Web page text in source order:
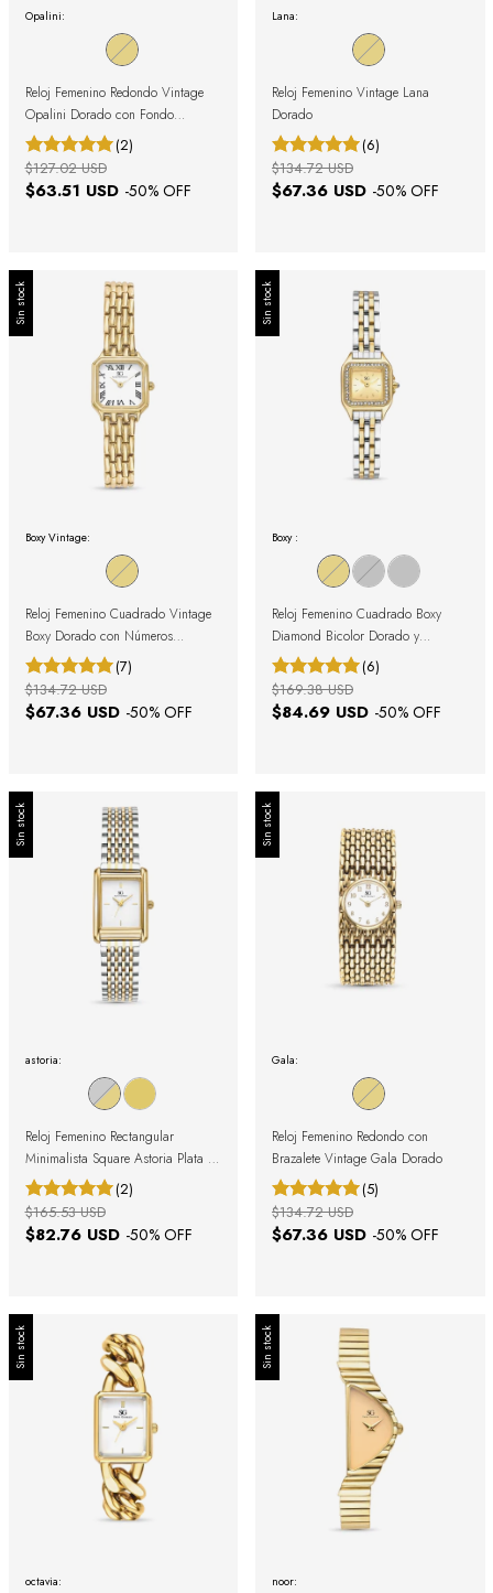
Opalini:
Reloj Femenino Redondo Vintage
Opalini Dorado con Fondo
Nacarado
(2)
$63.51 USD -50% OFF
$127.02 USD
Lana:
Reloj Femenino Vintage Lana
Dorado
(6)
$67.36 USD -50% OFF
$134.72 USD
Sin stock
Boxy Vintage:
Reloj Femenino Cuadrado Vintage
Boxy Dorado con Números
Romanos
(7)
$67.36 USD -50% OFF
$134.72 USD
Sin stock
Boxy :
Reloj Femenino Cuadrado Boxy
Diamond Bicolor Dorado y
Plateado con Cristales
(6)
$84.69 USD -50% OFF
$169.38 USD
Sin stock
astoria:
Reloj Femenino Rectangular
Minimalista Square Astoria Plata y
Dorado
(2)
$82.76 USD -50% OFF
$165.53 USD
Sin stock
Gala:
Reloj Femenino Redondo con
Brazalete Vintage Gala Dorado
(5)
$67.36 USD -50% OFF
$134.72 USD
Sin stock
octavia:
Sin stock
noor: